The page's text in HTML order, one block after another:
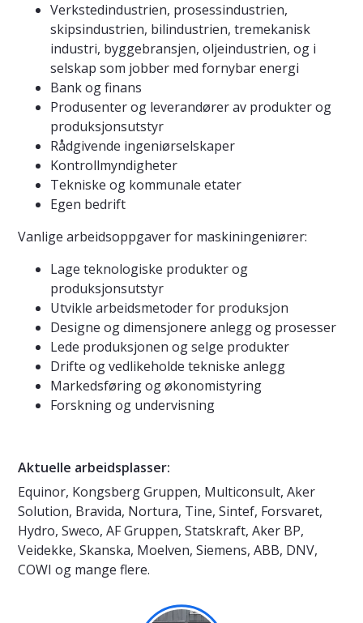
Verkstedindustrien, prosessindustrien,
skipsindustrien, bilindustrien, tremekanisk
industri, byggebransjen, oljeindustrien, og i
selskap som jobber med fornybar energi
Bank og finans
Produsenter og leverandører av produkter og
produksjonsutstyr
Rådgivende ingeniørselskaper
Kontrollmyndigheter
Tekniske og kommunale etater
Egen bedrift
Vanlige arbeidsoppgaver for maskiningeniører:
Lage teknologiske produkter og
produksjonsutstyr
Utvikle arbeidsmetoder for produksjon
Designe og dimensjonere anlegg og prosesser
Lede produksjonen og selge produkter
Drifte og vedlikeholde tekniske anlegg
Markedsføring og økonomistyring
Forskning og undervisning
Aktuelle arbeidsplasser:
Equinor, Kongsberg Gruppen, Multiconsult, Aker
Solution, Bravida, Nortura, Tine, Sintef, Forsvaret,
Hydro, Sweco, AF Gruppen, Statskraft, Aker BP,
Veidekke, Skanska, Moelven, Siemens, ABB, DNV,
COWI og mange flere.